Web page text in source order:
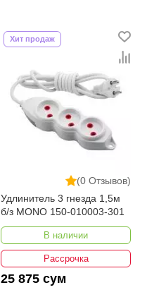
(0 Отзывов)
Хит продаж
Удлинитель 3 гнезда 1,5м
б/з MONO 150-010003-301
В наличии
Рассрочка
25 875 сум